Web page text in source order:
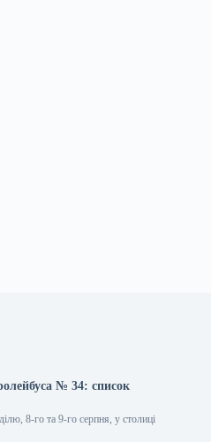
№ 34: список
8-го та 9-го серпня, у столиці